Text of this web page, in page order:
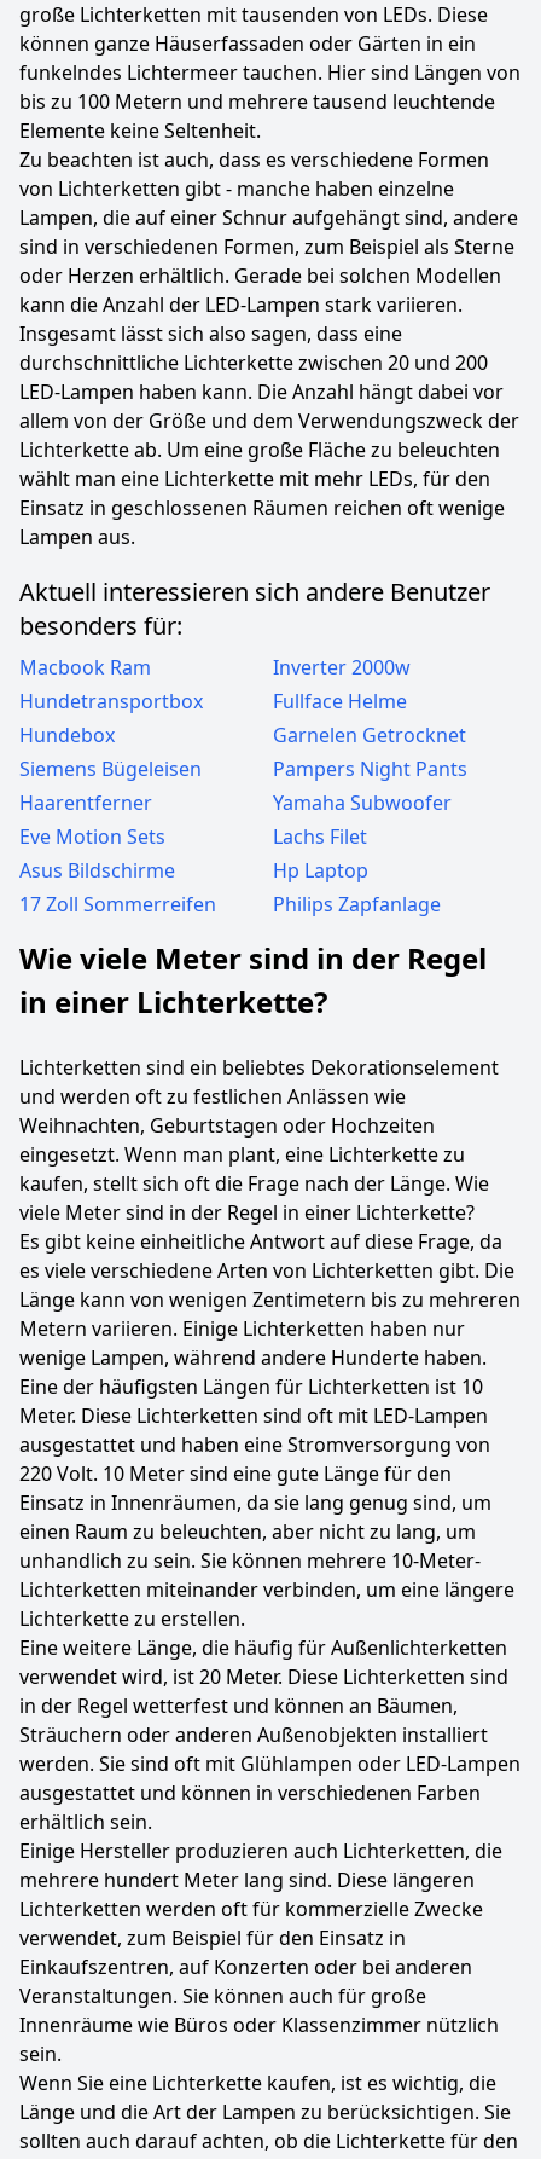
große Lichterketten mit tausenden von LEDs. Diese
können ganze Häuserfassaden oder Gärten in ein
funkelndes Lichtermeer tauchen. Hier sind Längen von
bis zu 100 Metern und mehrere tausend leuchtende
Elemente keine Seltenheit.
Zu beachten ist auch, dass es verschiedene Formen
von Lichterketten gibt - manche haben einzelne
Lampen, die auf einer Schnur aufgehängt sind, andere
sind in verschiedenen Formen, zum Beispiel als Sterne
oder Herzen erhältlich. Gerade bei solchen Modellen
kann die Anzahl der LED-Lampen stark variieren.
Insgesamt lässt sich also sagen, dass eine
durchschnittliche Lichterkette zwischen 20 und 200
LED-Lampen haben kann. Die Anzahl hängt dabei vor
allem von der Größe und dem Verwendungszweck der
Lichterkette ab. Um eine große Fläche zu beleuchten
wählt man eine Lichterkette mit mehr LEDs, für den
Einsatz in geschlossenen Räumen reichen oft wenige
Lampen aus.
Aktuell interessieren sich andere Benutzer
besonders für:
Macbook Ram
Inverter 2000w
Hundetransportbox
Fullface Helme
Hundebox
Garnelen Getrocknet
Siemens Bügeleisen
Pampers Night Pants
Haarentferner
Yamaha Subwoofer
Eve Motion Sets
Lachs Filet
Asus Bildschirme
Hp Laptop
17 Zoll Sommerreifen
Philips Zapfanlage
Wie viele Meter sind in der Regel
in einer Lichterkette?
Lichterketten sind ein beliebtes Dekorationselement
und werden oft zu festlichen Anlässen wie
Weihnachten, Geburtstagen oder Hochzeiten
eingesetzt. Wenn man plant, eine Lichterkette zu
kaufen, stellt sich oft die Frage nach der Länge. Wie
viele Meter sind in der Regel in einer Lichterkette?
Es gibt keine einheitliche Antwort auf diese Frage, da
es viele verschiedene Arten von Lichterketten gibt. Die
Länge kann von wenigen Zentimetern bis zu mehreren
Metern variieren. Einige Lichterketten haben nur
wenige Lampen, während andere Hunderte haben.
Eine der häufigsten Längen für Lichterketten ist 10
Meter. Diese Lichterketten sind oft mit LED-Lampen
ausgestattet und haben eine Stromversorgung von
220 Volt. 10 Meter sind eine gute Länge für den
Einsatz in Innenräumen, da sie lang genug sind, um
einen Raum zu beleuchten, aber nicht zu lang, um
unhandlich zu sein. Sie können mehrere 10-Meter-
Lichterketten miteinander verbinden, um eine längere
Lichterkette zu erstellen.
Eine weitere Länge, die häufig für Außenlichterketten
verwendet wird, ist 20 Meter. Diese Lichterketten sind
in der Regel wetterfest und können an Bäumen,
Sträuchern oder anderen Außenobjekten installiert
werden. Sie sind oft mit Glühlampen oder LED-Lampen
ausgestattet und können in verschiedenen Farben
erhältlich sein.
Einige Hersteller produzieren auch Lichterketten, die
mehrere hundert Meter lang sind. Diese längeren
Lichterketten werden oft für kommerzielle Zwecke
verwendet, zum Beispiel für den Einsatz in
Einkaufszentren, auf Konzerten oder bei anderen
Veranstaltungen. Sie können auch für große
Innenräume wie Büros oder Klassenzimmer nützlich
sein.
Wenn Sie eine Lichterkette kaufen, ist es wichtig, die
Länge und die Art der Lampen zu berücksichtigen. Sie
sollten auch darauf achten, ob die Lichterkette für den